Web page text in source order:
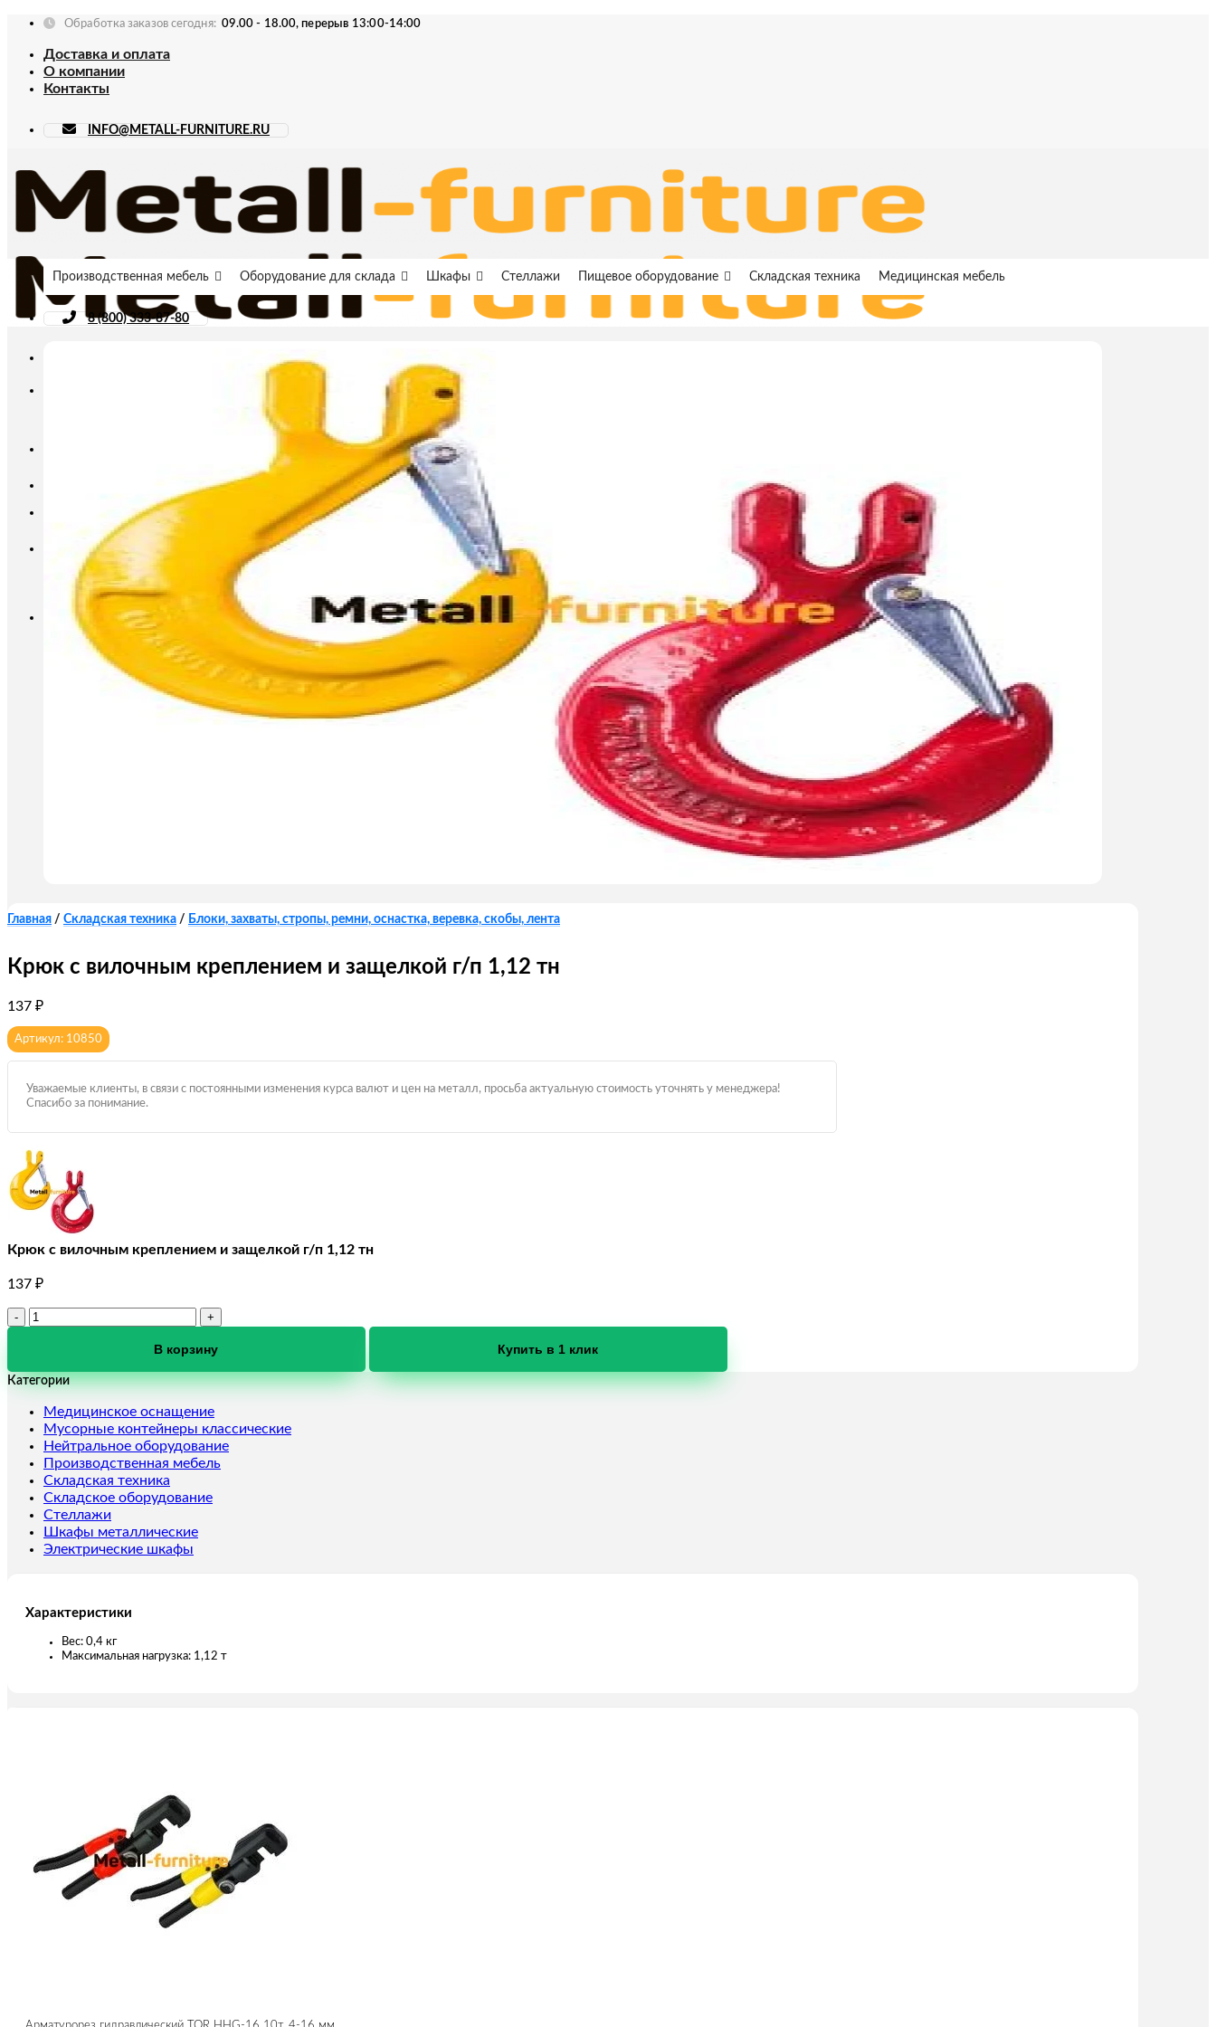
Skip
content
Обработка заказов сегодня: 09.00 - 18.00, перерыв 13:00-14:00
Доставка и оплата
О компании
Контакты
INFO@METALL-FURNITURE.RU
Корзина
Корзина пуста.
Производственная мебель Оборудование для склада Шкафы Стеллажи Пищевое оборудование Складская техника Медицинская мебель
8 (800) 333-87-80
Главная / Складская техника / Блоки, захваты, стропы, ремни, оснастка, веревка, скобы, лента
Крюк с вилочным креплением и защелкой г/п 1,12 тн
137 ₽
Артикул: 10850
Уважаемые клиенты, в связи с постоянными изменения курса валют и цен на металл, просьба актуальную стоимость уточнять у менеджера!
Спасибо за понимание.
Крюк с вилочным креплением и защелкой г/п 1,12 тн
137 ₽
Количество
вилочным
и
защелкой
г/
п
1,12
тн
В корзину Купить в 1 клик
Категории
Медицинское оснащение
Мусорные контейнеры классические
Нейтральное оборудование
Производственная мебель
Складская техника
Складское оборудование
Стеллажи
Шкафы металлические
Электрические шкафы
Характеристики
Вес: 0,4 кг
Максимальная нагрузка: 1,12 т